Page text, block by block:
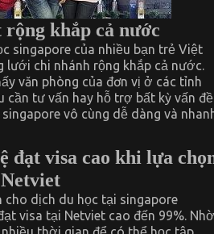
khắp cả nước
singapore của nhiều bạn trẻ Việt
lưới chi nhánh rộng khắp cả nước.
văn phòng của đơn vị ở các tỉnh
cần tư vấn hay hỗ trợ bất kỳ vấn đề
vô cùng dễ dàng và
đạt visa cao khi lựa
cho dịch du học tại singapore
visa tại Netviet cao đến 99%. Nhờ